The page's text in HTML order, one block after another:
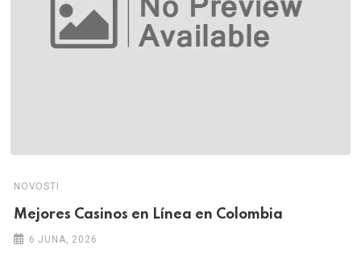
NOVOSTI
Mejores Casinos en Línea en Colombia
6 JUNA, 2026